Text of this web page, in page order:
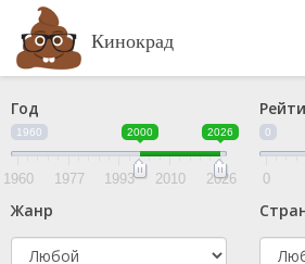
Кинокрад
Год
1960 2000 2026
1960 1977 1993 2010 2026
0
0
Жанр